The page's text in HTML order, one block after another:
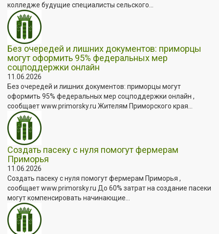
колледже будущие специалисты сельского...
Без очередей и лишних документов: приморцы
могут оформить 95% федеральных мер
соцподдержки онлайн
11.06.2026
Без очередей и лишних документов: приморцы могут
оформить 95% федеральных мер соцподдержки онлайн ,
сообщает www.primorsky.ru Жителям Приморского края...
Создать пасеку с нуля помогут фермерам
Приморья
11.06.2026
Создать пасеку с нуля помогут фермерам Приморья ,
сообщает www.primorsky.ru До 60% затрат на создание пасеки
могут компенсировать начинающие...